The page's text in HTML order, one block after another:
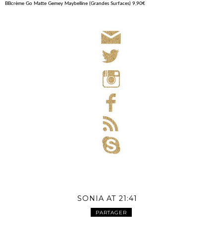
BBcrème Go Matte Gemey Maybelline (Grandes Surfaces) 9,90€
SONIA AT21:41
PARTAGER